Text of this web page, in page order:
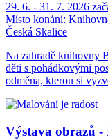
29. 6. - 31. 7. 2026
Místo konání:
Česká Skalice
Na zahradě knihovny
děti s pohádkovými
odměna, kterou si
Výstava obrazů